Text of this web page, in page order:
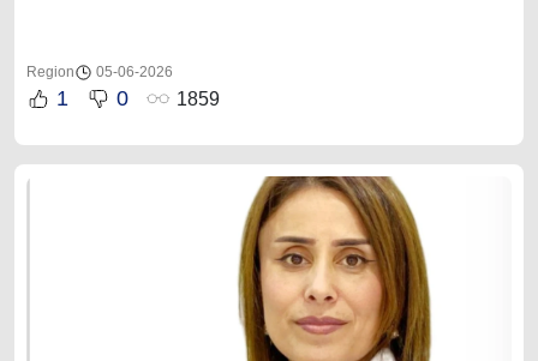
Region 05-06-2026
1 0 1859